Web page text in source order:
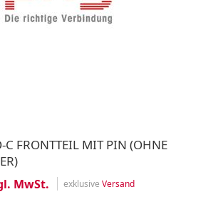
C FRONTTEIL MIT PIN (OHNE
MwSt. exklusive Versand